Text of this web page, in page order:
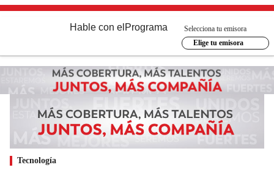
Hable con el Programa
Selecciona tu emisora
Elige tu emisora
Tecnología